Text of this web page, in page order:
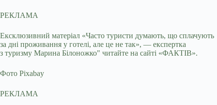
РЕКЛАМА
Ексклюзивний матеріал «Часто туристи думають, що сплачують
за дні проживання у готелі, але це не так», — експертка
з туризму Марина Білоножко" читайте на сайті «ФАКТІВ».
Фото Pixabay
РЕКЛАМА